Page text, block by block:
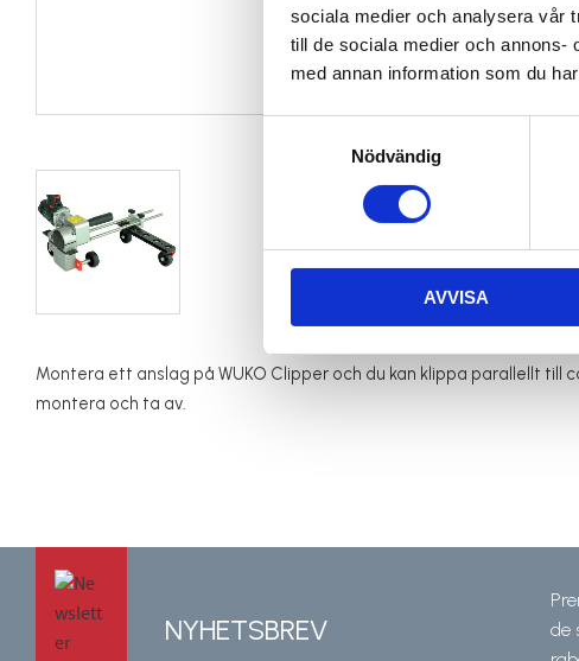
sociala medier och analysera vår
till de sociala medier och annons-
med annan information som du
Nödvändig
AVVISA
Montera ett anslag på WUKO Clipper och du kan klippa parallellt till
montera och ta av.
NYHETSBREV
de